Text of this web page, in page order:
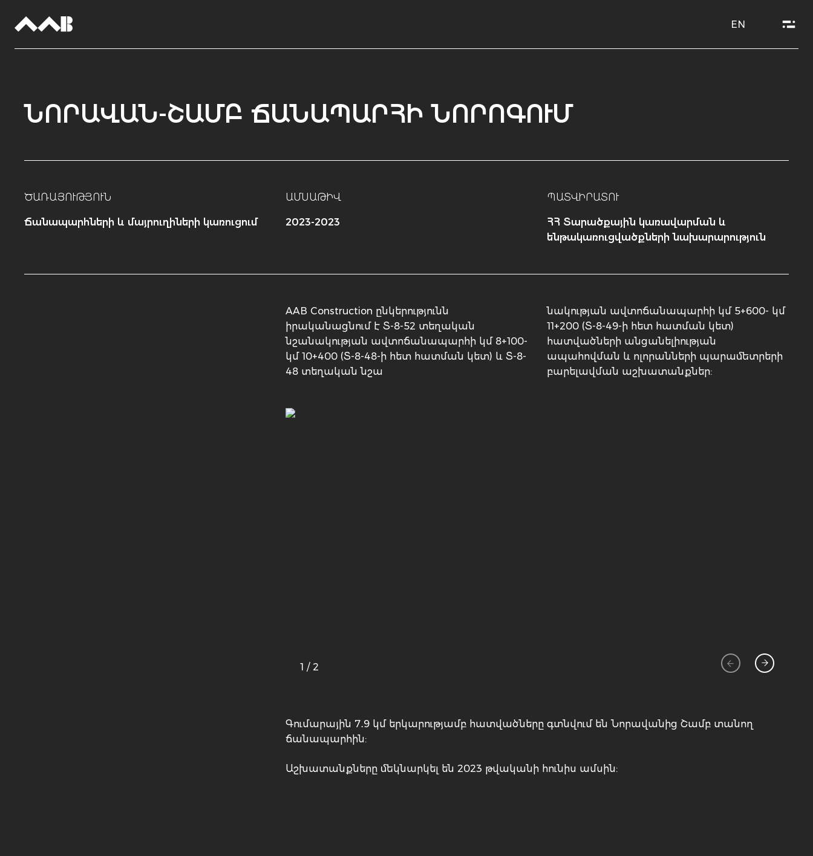
EN
ՆՈՐԱՎԱՆ-ՇԱՄԲ ՃԱՆԱՊԱՐՀԻ ՆՈՐՈԳՈՒՄ
ԾԱՌԱՅՈՒԹՅՈՒՆ
Ճանապարհների և մայրուղիների կառուցում
ԱՄՍԱԹԻՎ
2023-2023
ՊԱՏՎԻՐԱՏՈՒ
ՀՀ Տարածքային կառավարման և
ենթակառուցվածքների նախարարություն
AAB Construction ընկերությունն
իրականացնում է Տ-8-52 տեղական
նշանակության ավտոճանապարհի կմ 8+100-
կմ 10+400 (Տ-8-48-ի հետ հատման կետ) և Տ-8-
48 տեղական նշա
նակության ավտոճանապարհի կմ 5+600- կմ
11+200 (Տ-8-49-ի հետ հատման կետ)
հատվածների անցանելիության
ապահովման և ոլորանների պարամետրերի
բարելավման աշխատանքներ:
1 / 2
Գումարային 7․9 կմ երկարությամբ հատվածները գտնվում են Նորավանից Շամբ տանող
ճանապարհին:
Աշխատանքները մեկնարկել են 2023 թվականի հունիս ամսին: